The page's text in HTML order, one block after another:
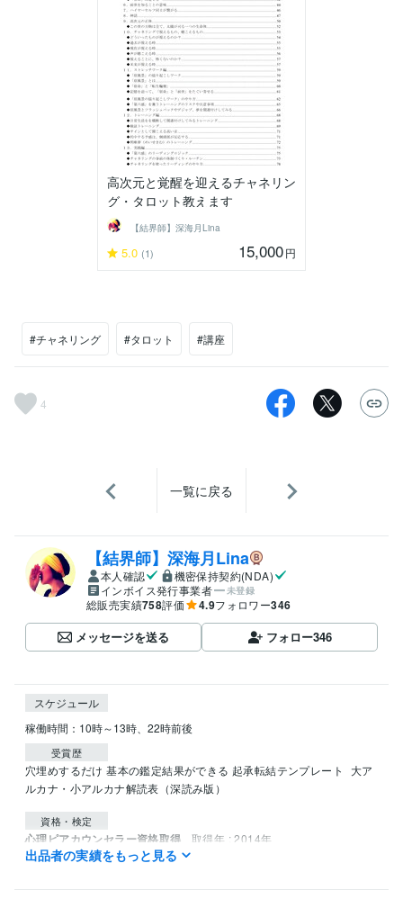
高次元と覚醒を迎えるチャネリン
グ・タロット教えます
【結界師】深海月Lina
5.0 (1) 15,000円
#チャネリング #タロット #講座
4
一覧に戻る
【結界師】深海月Lina
本人確認
機密保持契約(NDA)
インボイス発行事業者
未登録
総販売実績758評価 4.9フォロワー346
メッセージを送る フォロー346
スケジュール
稼働時間：10時～13時、22時前後
受賞歴
穴埋めするだけ 基本の鑑定結果ができる 起承転結テンプレート
大ア
ルカナ・小アルカナ解読表（深読み版）
資格・検定
心理ピアカウンセラー資格取得 取得年 : 2014年
占い メール鑑定（1,000文字以上）
出品者の実績をもっと見る